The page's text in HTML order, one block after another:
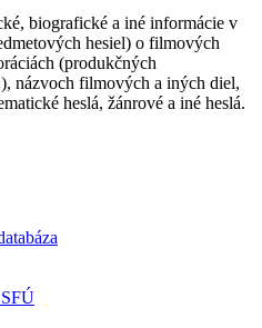
biografické a iné informácie v
hesiel) o filmových
(produkčných
názvoch filmových a iných diel,
heslá, žánrové a iné heslá.